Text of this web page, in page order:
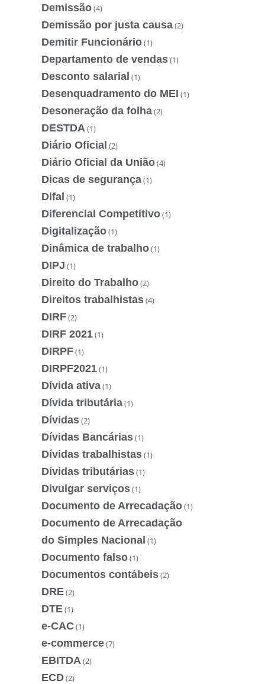
Demissão(4)
Demissão por justa causa(2)
Demitir Funcionário(1)
Departamento de vendas(1)
Desconto salarial (1)
Desenquadramento do MEI (1)
Desoneração da folha(2)
DESTDA (1)
Diário Oficial (2)
Diário Oficial da União(4)
Dicas de segurança(1)
Difal (1)
Diferencial Competitivo(1)
Digitalização(1)
Dinâmica de trabalho(1)
DIPJ (1)
Direito do Trabalho(2)
Direitos trabalhistas(4)
DIRF(2)
DIRF 2021(1)
DIRPF(1)
DIRPF2021(1)
Dívida ativa(1)
Dívida tributária(1)
Dívidas(2)
Dívidas Bancárias(1)
Dívidas trabalhistas(1)
Dívidas tributárias(1)
Divulgar serviços(1)
Documento de Arrecadação(1)
Documento de Arrecadação
do Simples Nacional (1)
Documento falso(1)
Documentos contábeis(2)
DRE(2)
DTE(1)
e-CAC(1)
e-commerce(7)
EBITDA (2)
ECD(2)